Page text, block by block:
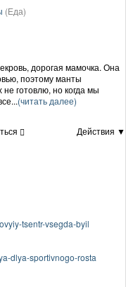
(Еда)
дорогая мамочка. Она
поэтому манты
готовлю, но когда мы
(читать далее)
Действия ▼
tsentr-vsegda-byil
dlya-sportivnogo-rosta